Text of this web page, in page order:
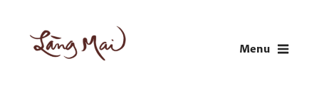
content
Menu